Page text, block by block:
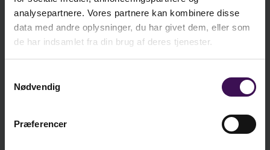
analysepartnere. Vores partnere kan kombinere disse
data med andre oplysninger, du har givet dem, eller som
de har indsamlet fra din brug af deres tjenester.
Nødvendig
Præferencer
Læg i kurv